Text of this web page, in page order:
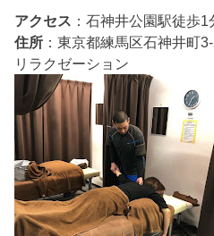
アクセス ：石神井公園駅徒歩1
住所 ：東京都練馬区石神井
リラクゼーション